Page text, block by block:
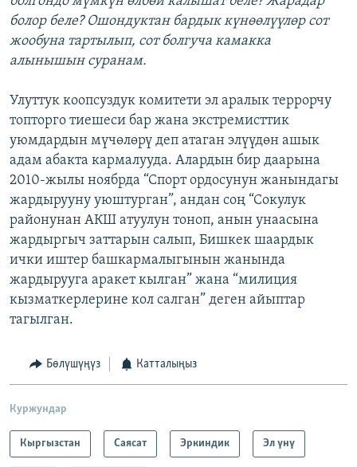
болор беле? Ошондуктан бардык күнөөлүүлөр сот
жообуна тартылып, сот болгуча камакка
алынышын суранам.
Улуттук коопсуздук комитети эл аралык террорчу
топторго тиешеси бар жана экстремисттик
уюмдардын мүчөлөрү деп атаган элүүдөн ашык
адам абакта кармалууда. Алардын бир даарына
2010-жылы ноябрда “Спорт ордосунун жанындагы
жардырууну уюштурган”, андан соң “Сокулук
районунан АКШ атуулун тоноп, анын унаасына
жардыргыч заттарын салып, Бишкек шаардык
ички иштер башкармалыгынын жанында
жардырууга аракет кылган” жана “милиция
кызматкерлерине кол салган” деген айыптар
тагылган.
Бөлүшүңүз Катталыңыз
Куржундар
Кыргызстан Саясат Эркиндик Эл үнү